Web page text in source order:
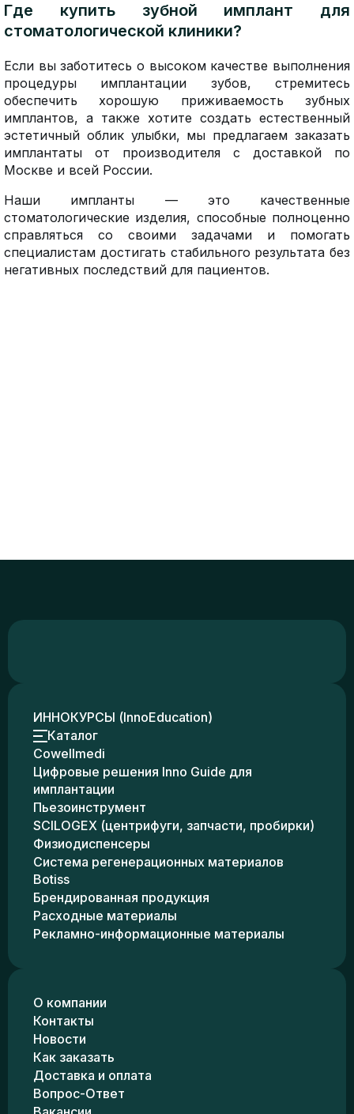
Где купить зубной имплант для
стоматологической клиники?
Если вы заботитесь о высоком качестве выполнения
процедуры имплантации зубов, стремитесь
обеспечить хорошую приживаемость зубных
имплантов, а также хотите создать естественный
эстетичный облик улыбки, мы предлагаем заказать
имплантаты от производителя с доставкой по
Москве и всей России.
Наши импланты — это качественные
стоматологические изделия, способные полноценно
справляться со своими задачами и помогать
специалистам достигать стабильного результата без
негативных последствий для пациентов.
ИННОКУРСЫ (InnoEducation)
Каталог
Cowellmedi
Цифровые решения Inno Guide для
имплантации
Пьезоинструмент
SCILOGEX (центрифуги, запчасти, пробирки)
Физиодиспенсеры
Система регенерационных материалов
Botiss
Брендированная продукция
Расходные материалы
Рекламно-информационные материалы
О компании
Контакты
Новости
Как заказать
Доставка и оплата
Вопрос-Ответ